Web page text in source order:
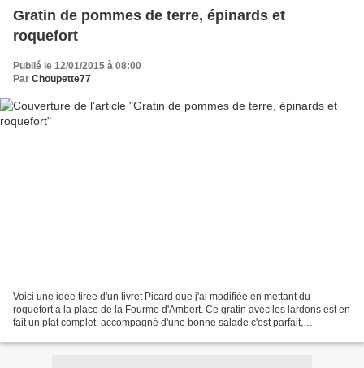
Gratin de pommes de terre, épinards et
roquefort
Publié le 12/01/2015 à 08:00
Par Choupette77
Voici une idée tirée d'un livret Picard que j'ai modifiée en mettant du
roquefort à la place de la Fourme d'Ambert. Ce gratin avec les lardons est en
fait un plat complet, accompagné d'une bonne salade c'est parfait,